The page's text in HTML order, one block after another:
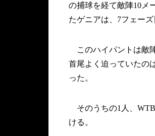
の捕球を経て敵陣10メ
たゲニアは、7フェー
このハイパントは敵
首尾よく迫っていたの
った。
そのうちの1人、
ける。